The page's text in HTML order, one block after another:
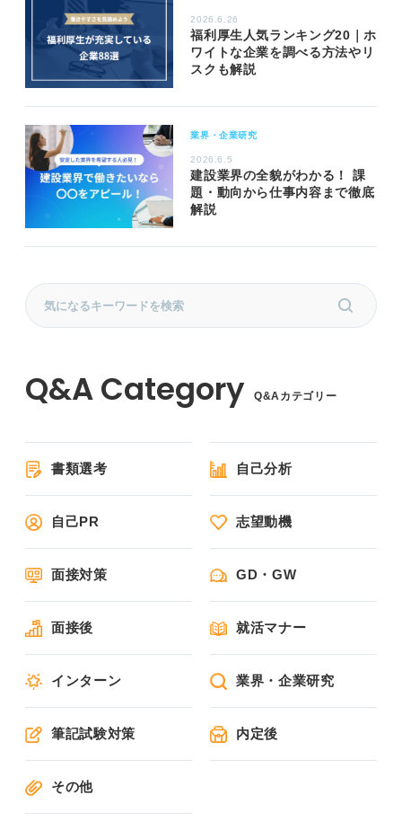
2026.6.26
福利厚生人気ランキング20｜ホ
ワイトな企業を調べる方法やリ
スクも解説
業界・企業研究
2026.6.5
建設業界の全貌がわかる！ 課
題・動向から仕事内容まで徹底
解説
Q&Aカテゴリー
書類選考 自己分析
自己PR 志望動機
面接対策 GD・GW
面接後 就活マナー
インターン 業界・企業研究
筆記試験対策 内定後
その他